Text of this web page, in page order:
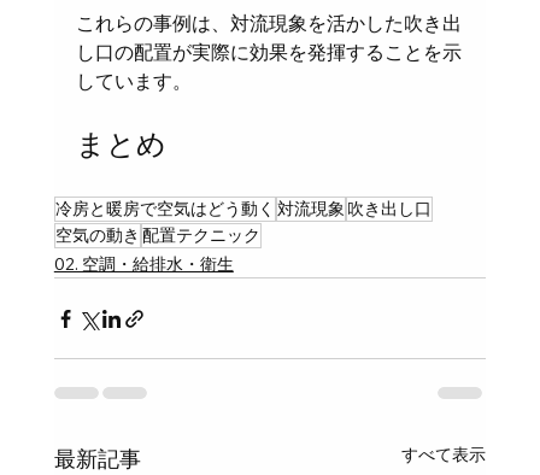
これらの事例は、対流現象を活かした吹き出
し口の配置が実際に効果を発揮することを示
しています。
まとめ
冷房と暖房で空気はどう動く 対流現象 吹き出し口
空気の動き 配置テクニック
02. 空調・給排水・衛生
最新記事 すべて表示